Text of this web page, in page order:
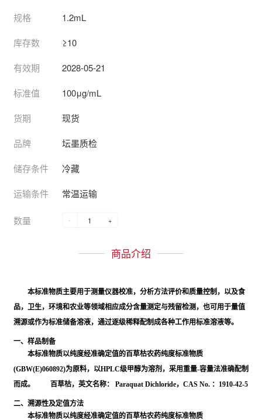
规格 1.2mL
库存数 ≥10
有效期 2028-05-21
标准值 100μg/mL
货期 现货
品牌 坛墨质检
储存条件 冷藏
运输条件 常温运输
数量 - +
商品介绍
本标准物质主要用于测量仪器校准，分析方法评价和质量控制，以及食
品，卫生，环境和农业等领域相应成分含量测定与残留检测，也可用于量值
溯源或作为标准储备溶液，通过逐级稀释配制成各种工作用标准溶液等。
一、样品制备
本标准物质以纯度经准确定值的百草枯农药纯度标准物质
(GBW(E)060892)为原料，以HPLC级甲醇为溶剂，采用重量-容量法准确配制
而成。 百草枯，英文名称： Paraquat Dichloride，CAS No. ：1910-42-5
二、溯源性及定值方法
本标准物质以纯度经准确定值的百草枯农药纯度标准物质